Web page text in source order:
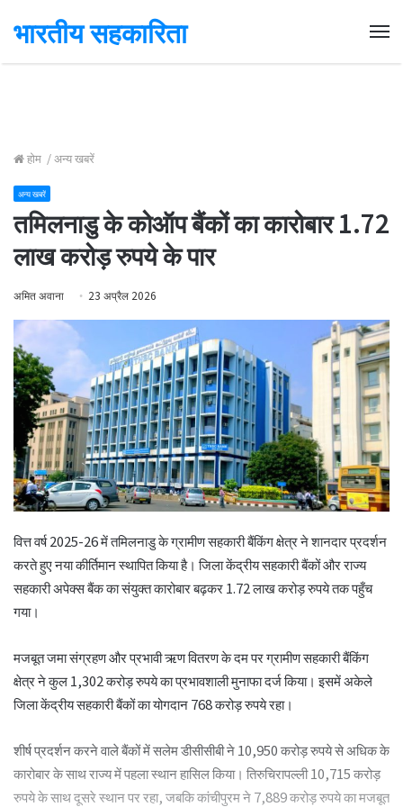
भारतीय सहकारिता
होम /अन्य खबरें
अन्य खबरें
तमिलनाडु के कोऑप बैंकों का कारोबार 1.72
लाख करोड़ रुपये के पार
अमित अवाना 23 अप्रैल 2026
वित्त वर्ष 2025-26 में तमिलनाडु के ग्रामीण सहकारी बैंकिंग क्षेत्र ने शानदार प्रदर्शन
करते हुए नया कीर्तिमान स्थापित किया है। जिला केंद्रीय सहकारी बैंकों और राज्य
सहकारी अपेक्स बैंक का संयुक्त कारोबार बढ़कर 1.72 लाख करोड़ रुपये तक पहुँच
गया।
मजबूत जमा संग्रहण और प्रभावी ऋण वितरण के दम पर ग्रामीण सहकारी बैंकिंग
क्षेत्र ने कुल 1,302 करोड़ रुपये का प्रभावशाली मुनाफा दर्ज किया। इसमें अकेले
जिला केंद्रीय सहकारी बैंकों का योगदान 768 करोड़ रुपये रहा।
शीर्ष प्रदर्शन करने वाले बैंकों में सलेम डीसीसीबी ने 10,950 करोड़ रुपये से अधिक के
कारोबार के साथ राज्य में पहला स्थान हासिल किया। तिरुचिरापल्ली 10,715 करोड़
रुपये के साथ दूसरे स्थान पर रहा, जबकि कांचीपुरम ने 7,889 करोड़ रुपये का मजबूत